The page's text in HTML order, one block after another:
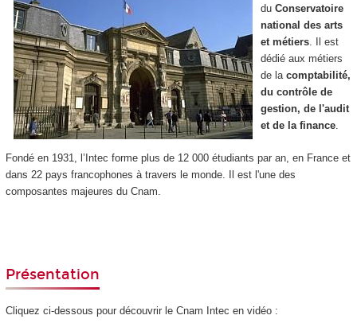
du Conservatoire
national des arts
et métiers. Il est
dédié aux métiers
de la comptabilité,
du contrôle de
gestion, de l'audit
et de la finance.
Fondé en 1931, l’Intec forme plus de 12 000 étudiants par an, en France et
dans 22 pays francophones à travers le monde. Il est l'une des
composantes majeures du Cnam.
Présentation
Cliquez ci-dessous pour découvrir le Cnam Intec en vidéo :